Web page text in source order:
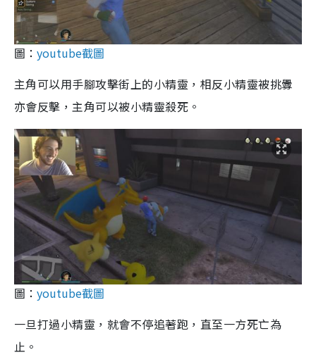
圖： youtube截圖
主角可以用手腳攻擊街上的小精靈，相反小精靈被挑釁
亦會反擊，主角可以被小精靈殺死。
圖： youtube截圖
一旦打過小精靈，就會不停追著跑，直至一方死亡為
止。